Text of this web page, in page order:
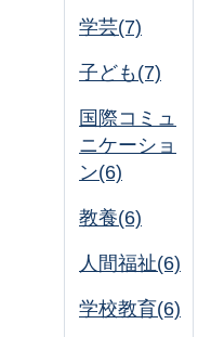
学芸(7)
子ども(7)
国際コミュ
ニケーショ
ン(6)
教養(6)
人間福祉(6)
学校教育(6)